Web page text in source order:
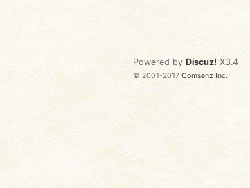
Powered by Discuz! X3.4
© 2001-2017Comsenz Inc.